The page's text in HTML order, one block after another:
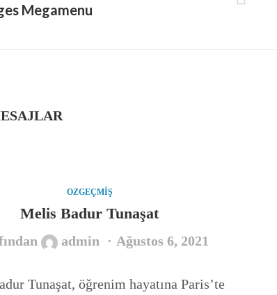
Megamenu
OZGEÇMIŞ
Melis Badur Tunaşat
admin Ağustos 6, 2021
Tunaşat, öğrenim hayatına Paris’te